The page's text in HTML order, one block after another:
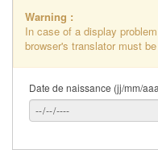
Warning :
In case of a display
browser's translator must
Date de naissance (jj/mm/